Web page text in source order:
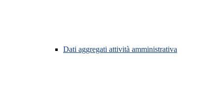
Dati aggregati attività amministrativa